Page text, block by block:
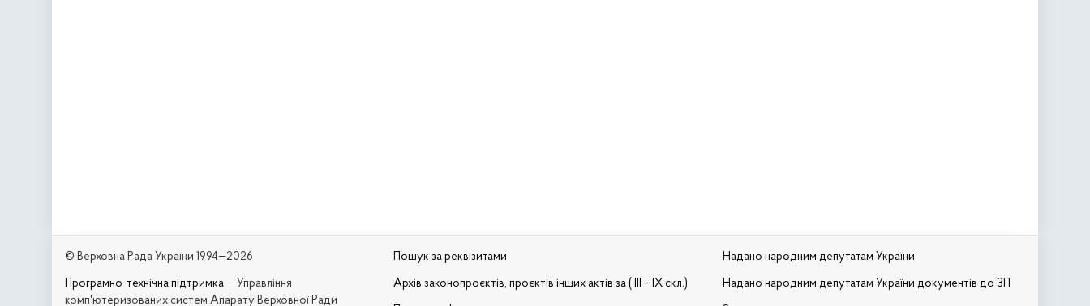
© Верховна Рада України 1994—2026
Програмно-технічна підтримка — Управління
комп'ютеризованих систем Апарату Верховної Ради
Пошук за реквізитами
Архів законопроєктів, проєктів інших актів за ( III – IX скл.)
Надано народним депутатам України
Надано народним депутатам України документів до ЗП